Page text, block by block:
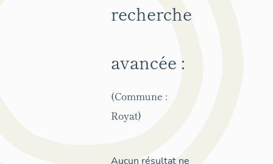
recherche
avancée :
(Commune :
Royat)
Aucun résultat ne